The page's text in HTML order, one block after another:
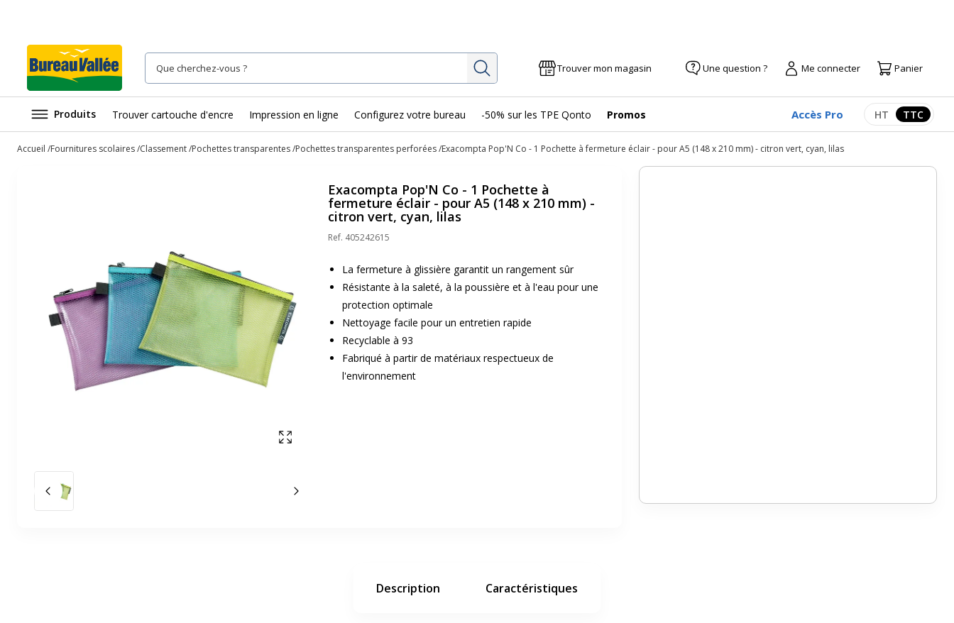
Rechercher Trouver mon magasin Une question ? Me connecter Panier
Produits Trouver cartouche d'encre Impression en ligne Configurez votre bureau -50% sur les TPE Qonto Promos Accès Pro Afficher les
HT TTC
Accueil Fournitures scolaires Classement Pochettes transparentes Pochettes transparentes perforées Exacompta Pop'N Co - 1 Pochette à fermeture éclair - pour A5 (148 x 210 mm) - citron vert, cyan, lilas
Afficher en plein écran
Slide précédent Slide suivant
Exacompta Pop'N Co - 1 Pochette à
fermeture éclair - pour A5 (148 x 210 mm) -
citron vert, cyan, lilas
Ref. 405242615
La fermeture à glissière garantit un rangement sûr
Résistante à la saleté, à la poussière et à l'eau pour une
protection optimale
Nettoyage facile pour un entretien rapide
Recyclable à 93
Fabriqué à partir de matériaux respectueux de
l'environnement
Description Caractéristiques